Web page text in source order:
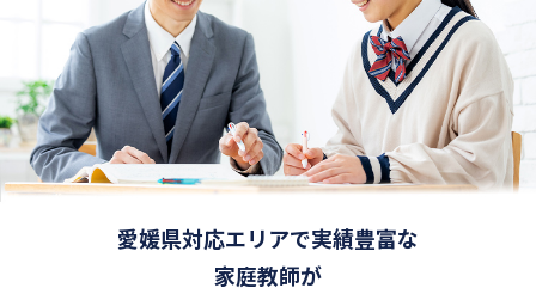
愛媛県対応エリアで実績豊富な
家庭教師が